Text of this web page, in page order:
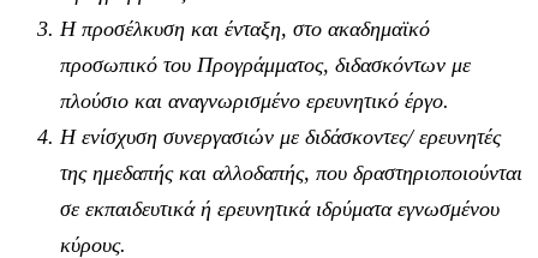
Η προσέλκυση και ένταξη, στο ακαδημαϊκό
προσωπικό του Προγράμματος, διδασκόντων με
πλούσιο και αναγνωρισμένο ερευνητικό έργο.
Η ενίσχυση συνεργασιών με διδάσκοντες/ ερευνητές
της ημεδαπής και αλλοδαπής, που δραστηριοποιούνται
σε εκπαιδευτικά ή ερευνητικά ιδρύματα εγνωσμένου
κύρους.